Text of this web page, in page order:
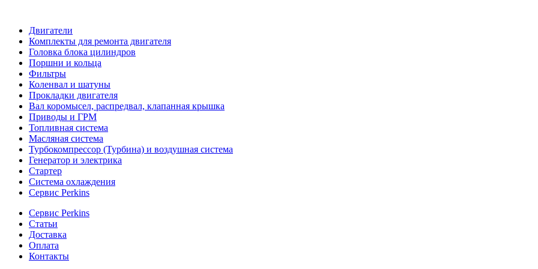
Двигатели
Комплекты для ремонта двигателя
Головка блока цилиндров
Поршни и кольца
Фильтры
Коленвал и шатуны
Прокладки двигателя
Вал коромысел, распредвал, клапанная крышка
Приводы и ГРМ
Топливная система
Масляная система
Турбокомпрессор (Турбина) и воздушная система
Генератор и электрика
Стартер
Система охлаждения
Сервис Perkins
Сервис Perkins
Статьи
Доставка
Оплата
Контакты